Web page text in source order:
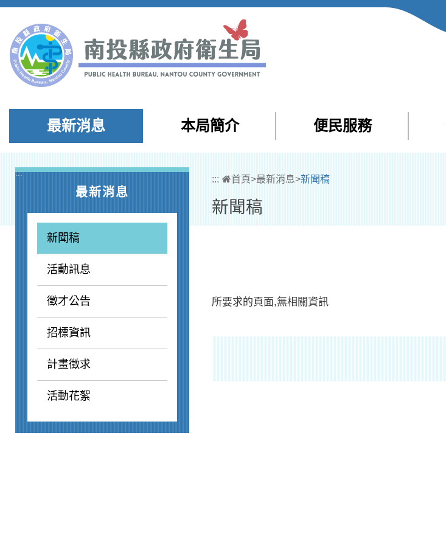
跳到主要內容區塊
最新消息 本局簡介 便民服務
:::
最新消息
新聞稿
活動訊息
徵才公告
招標資訊
計畫徵求
活動花絮
::: 首頁>最新消息>新聞稿
新聞稿
所要求的頁面,無相關資訊